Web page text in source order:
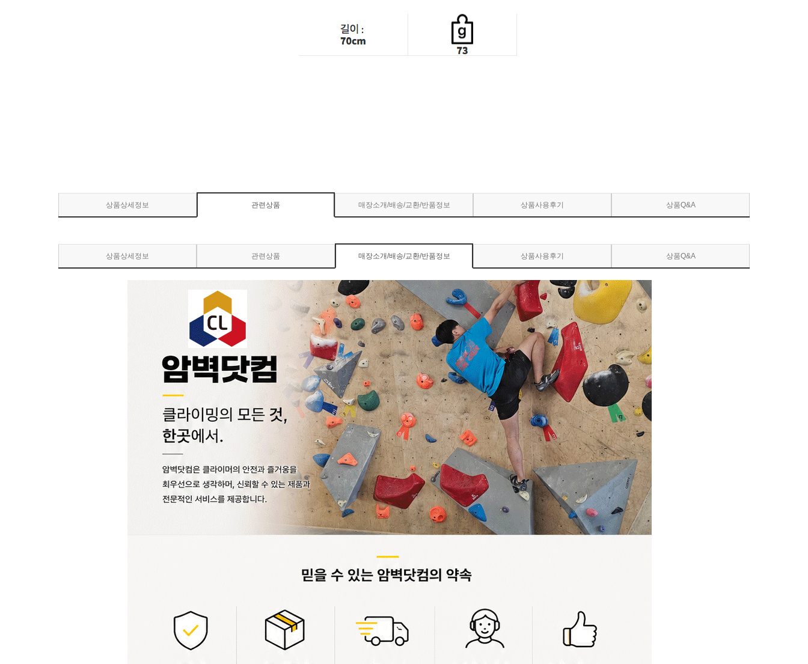
상품상세정보 관련상품 매장소개/배송/교환/반품정보 상품사용후기 상품Q&A
상품상세정보 관련상품 매장소개/배송/교환/반품정보 상품사용후기 상품Q&A